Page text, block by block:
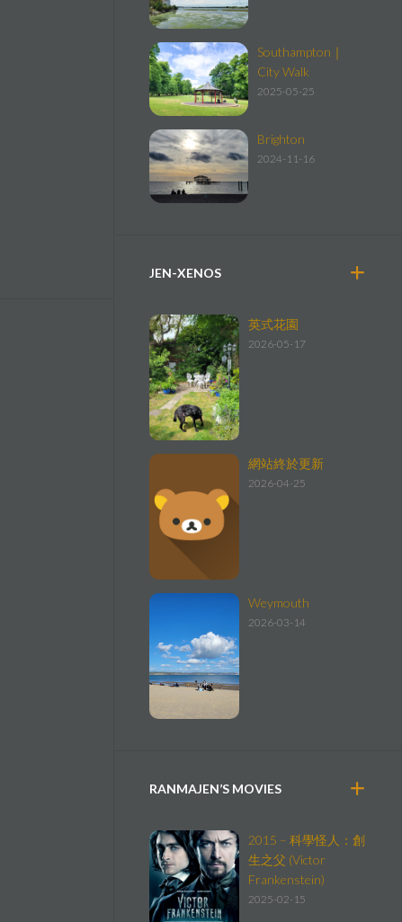
Southampton｜
City Walk
2025-05-25
Brighton
2024-11-16
JEN-XENOS
英式花園
2026-05-17
網站終於更新
2026-04-25
Weymouth
2026-03-14
RANMAJEN’S MOVIES
2015 – 科學怪人：創
生之父 (Victor
Frankenstein)
2025-02-15